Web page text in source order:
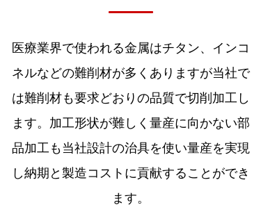
医療業界で使われる金属はチタン、インコ
ネルなどの難削材が多くありますが当社で
は難削材も要求どおりの品質で切削加工し
ます。加工形状が難しく量産に向かない部
品加工も当社設計の治具を使い量産を実現
し納期と製造コストに貢献することができ
ます。